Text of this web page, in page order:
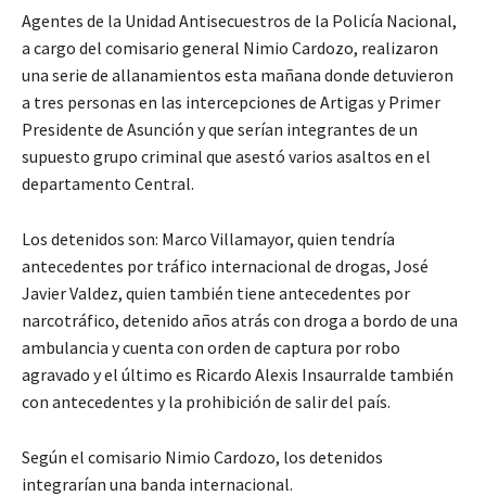
Agentes de la Unidad Antisecuestros de la Policía Nacional,
a cargo del comisario general Nimio Cardozo, realizaron
una serie de allanamientos esta mañana donde detuvieron
a tres personas en las intercepciones de Artigas y Primer
Presidente de Asunción y que serían integrantes de un
supuesto grupo criminal que asestó varios asaltos en el
departamento Central.
Los detenidos son: Marco Villamayor, quien tendría
antecedentes por tráfico internacional de drogas, José
Javier Valdez, quien también tiene antecedentes por
narcotráfico, detenido años atrás con droga a bordo de una
ambulancia y cuenta con orden de captura por robo
agravado y el último es Ricardo Alexis Insaurralde también
con antecedentes y la prohibición de salir del país.
Según el comisario Nimio Cardozo, los detenidos
integrarían una banda internacional.